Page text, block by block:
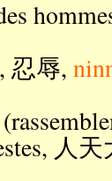
忍辱,
人